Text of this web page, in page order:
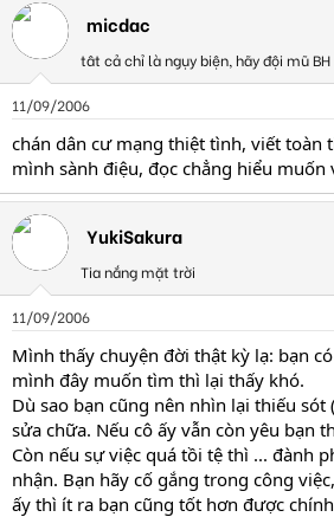
micdac
tât cả chỉ là ngụy biện, hãy đội mũ BH
11/09/2006
chán dân cư mạng thiệt tình, viết toàn
mình sành điệu, đọc chẳng hiểu muốn
YukiSakura
Tia nắng mặt trời
11/09/2006
Mình thấy chuyện đời thật kỳ lạ: bạn
mình đây muốn tìm thì lại thấy khó.
Dù sao bạn cũng nên nhìn lại thiếu sót
sửa chữa. Nếu cô ấy vẫn còn yêu bạn
Còn nếu sự việc quá tồi tệ thì ... đành
nhận. Bạn hãy cố gắng trong công
ấy thì ít ra bạn cũng tốt hơn được